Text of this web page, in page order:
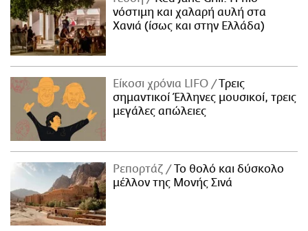
νόστιμη και χαλαρή αυλή στα
Χανιά (ίσως και στην Ελλάδα)
Είκοσι χρόνια LIFO
Tρεις
σημαντικοί Έλληνες μουσικοί, τρεις
μεγάλες απώλειες
Ρεπορτάζ
Το θολό και δύσκολο
μέλλον της Μονής Σινά